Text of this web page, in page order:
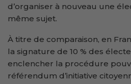
d’organiser à nouveau une
même sujet.
À titre de comparaison, en
la signature de 10 % des
enclencher la procédure
référendum d’initiative